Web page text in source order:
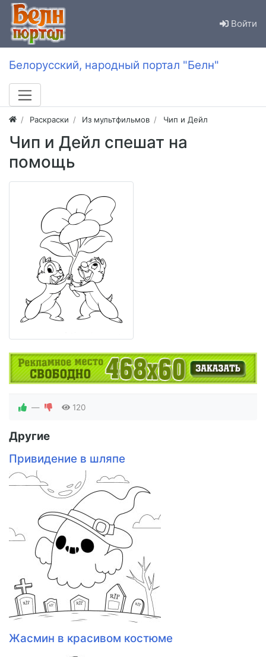
Войти
Белорусский, народный портал "Белн"
Раскраски Из мультфильмов Чип и Дейл
Чип и Дейл спешат на
помощь
— 120
Другие
Привидение в шляпе
Жасмин в красивом костюме